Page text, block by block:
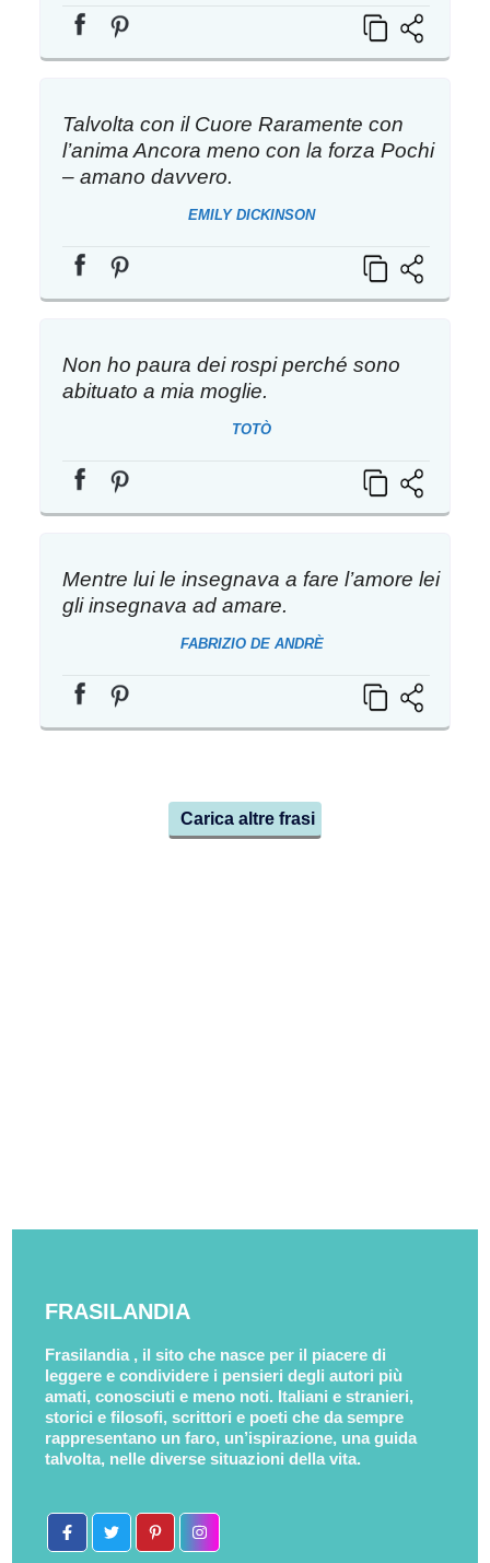
Talvolta con il Cuore Raramente con
l’anima Ancora meno con la forza Pochi
– amano davvero.
EMILY DICKINSON
Non ho paura dei rospi perché sono
abituato a mia moglie.
TOTÒ
Mentre lui le insegnava a fare l’amore lei
gli insegnava ad amare.
FABRIZIO DE ANDRÈ
Carica altre frasi
FRASILANDIA
Frasilandia , il sito che nasce per il piacere di
leggere e condividere i pensieri degli autori più
amati, conosciuti e meno noti. Italiani e stranieri,
storici e filosofi, scrittori e poeti che da sempre
rappresentano un faro, un’ispirazione, una guida
talvolta, nelle diverse situazioni della vita.